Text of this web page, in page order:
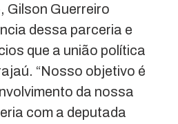
Gilson Guerreiro
dessa parceria e
que a união política
“Nosso objetivo é
da nossa
com a deputada